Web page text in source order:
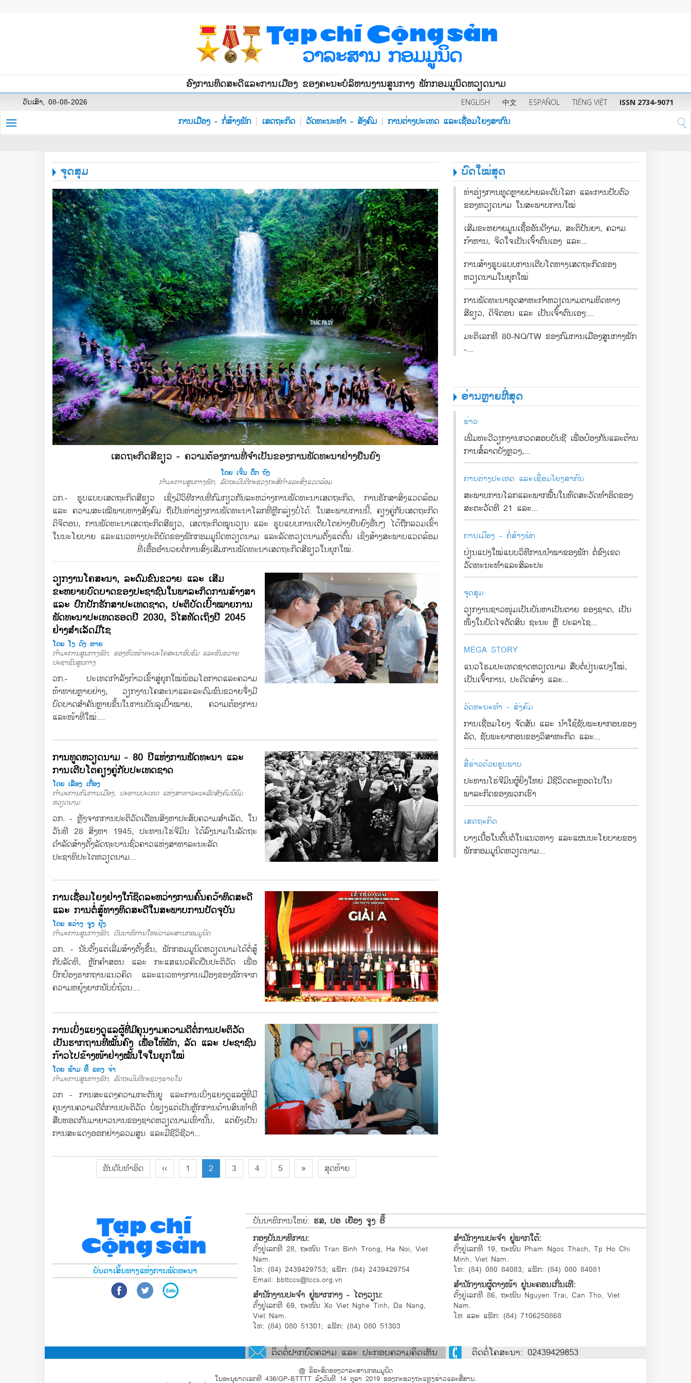
ອົງການທິດສະດີແລະການເມືອງ ຂອງຄະນະບໍລິຫານງານສູນກາງ ພັກກອມມູນິດຫວຽດນາມ
ວັນເສົາ, 08-08-2026 ENGLISH 中文 ESPAÑOL TIẾNG VIỆT ISSN 2734-9071
ການເມືອງ - ກໍ່ສ້າງພັກ ເສດຖະກິດ ວັດທະນະທຳ - ສັງຄົມ ການຕ່າງປະເທດ ແລະເຊື່ອມໂຍງສາກົນ
ຈຸດສຸມ
ເສດຖະກິດສີຂຽວ - ຄວາມຕ້ອງການທີ່ຈຳເປັນຂອງການພັດທະນາຢ່າງຍືນຍົງ
ໂດຍ ເຈິ່ນ ດຶກ ຖັງ
ກຳມະການສູນກາງພັກ, ລັດຖະມົນຕີກະຊວງກະສິກຳແລະສິ່ງແວດລ້ອມ
ວກ.- ຮູບແບບເສດຖະກິດສີຂຽວ ເຊິ່ງມີວິທີການທີ່ກົມກຽວກັນລະຫວ່າງການພັດທະນາເສດຖະກິດ, ການຮັກສາສິ່ງແວດລ້ອມ
ແລະ ຄວາມສະເໝີພາບທາງສັງຄົມ ຖືເປັນທ່າອ່ຽງການພັດທະນາໂລກທີ່ຫຼີກລ່ຽງບໍ່ໄດ້. ໃນສະພາບການນີ້, ຄຽງຄູ່ກັບເສດຖະກິດ
ດິຈິຕອນ, ການພັດທະນາເສດຖະກິດສີຂຽວ, ເສດຖະກິດໝູນວຽນ ແລະ ຮູບແບບການເຕີບໂຕຢ່າງຍືນຍົງອື່ນໆ ໄດ້ຖືກລວມເຂົ້າ
ໃນນະໂຍບາຍ ແລະແນວທາງປະຕິບັດຂອງພັກກອມມູນິດຫວຽດນາມ ແລະລັດຫວຽດນາມຕັ້ງແຕ່ຕົ້ນ ເຊິ່ງສ້າງສະພາບແວດລ້ອມ
ທີ່ເອື້ອອຳນວຍຕໍ່ການສົ່ງເສີມການພັດທະນາເສດຖະກິດສີຂຽວໃນຍຸກໃໝ່.
ວຽກງານໂຄສະນາ, ລະດົມຂົນຂວາຍ ແລະ ເສີມ
ຂະຫຍາຍບົດບາດຂອງປະຊາຊົນໃນພາລະກິດການສ້າງສາ
ແລະ ປົກປັກຮັກສາປະເທດຊາດ, ປະຕິບັດເປົ້າໝາຍການ
ພັດທະນາປະເທດຮອດປີ 2030, ວິໄສທັດເຖິງປີ 2045
ຢ່າງສຳເລັດມີໄຊ
ໂດຍ ໂງ ດົງ ຫາຍ
ກຳມະການສູນກາງພັກ, ຮອງຫົວໜ້າຄະນະໂຄສະນາອົບຮົມ ແລະຂົນຂວາຍ
ປະຊາຊົນສູນກາງ
ວກ.- ປະເທດກຳລັງກ້າວເຂົ້າສູ່ຍຸກໃໝ່ພ້ອມໂອກາດແລະຄວາມ
ທ້າທາຍຫຼາຍຢ່າງ, ວຽກງານໂຄສະນາແລະລະດົມຂົນຂວາຍຈຶ່ງມີ
ບົດບາດສຳຄັນຫຼາຍຂຶ້ນໃນການບັນລຸເປົ້າໝາຍ, ຄວາມຕ້ອງການ
ແລະໜ້າທີ່ໃໝ່....
ການທູດຫວຽດນາມ - 80 ປີແຫ່ງການພັດທະນາ ແລະ
ການເຕີບໂຕຄຽງຄູ່ກັບປະເທດຊາດ
ໂດຍ ເລືອງ ເກື່ອງ
ກຳມະການກົມການເມືອງ, ປະທານປະເທດ ແຫ່ງສາທາລະນະລັດສັງຄົມນິຍົມ
ຫວຽດນາມ
ວກ. - ຫຼັງຈາກການປະຕິວັດເດືອນສິງຫາປະສົບຄວາມສຳເລັດ, ໃນ
ວັນທີ 28 ສິງຫາ 1945, ປະທານໂຮ່ຈີມິນ ໄດ້ລົງນາມໃນລັດຖະ
ດຳລັດສ້າງຕັ້ງລັດຖະບານຊົ່ວຄາວແຫ່ງສາທາລະນະລັດ
ປະຊາທິປະໄຕຫວຽດນາມ...
ການເຊື່ອມໂຍງຢ່າງໃກ້ຊິດລະຫວ່າງການຄົ້ນຄວ້າທິດສະດີ
ແລະ ການຕໍ່ສູ້ທາງທິດສະດີໃນສະພາບການປັດຈຸບັນ
ໂດຍ ຮວ່າງ ຈູງ ຢຸ໊ງ
ກຳມະການສູນກາງພັກ, ບັນນາທິການໃຫຍ່ວາລະສານກອມມູນິດ
ວກ. - ນັບຕັ້ງແຕ່ເລີ່ມສ້າງຕັ້ງຂຶ້ນ, ພັກກອມມູນິດຫວຽດນາມໄດ້ຕໍ່ສູ້
ກັບລັດທິ, ຫຼັກຄຳສອນ ແລະ ກະແສແນວຄິດຝືນປະຕິວັດ ເພື່ອ
ປົກປ້ອງຮາກຖານແນວຄິດ ແລະແນວທາງການເມືອງຂອງພັກຈາກ
ຄວາມຫຍຸ້ງຍາກນັບບໍ່ຖ້ວນ....
ການເບິ່ງແຍງດູແລຜູ້ທີ່ມີຄຸນງາມຄວາມດີຕໍ່ການປະຕິວັດ
ເປັນຮາກຖານທີ່ໝັ້ນຄົງ ເພື່ອໃຫ້ພັກ, ລັດ ແລະ ປະຊາຊົນ
ກ້າວໄປຂ້າງໜ້າຢ່າງໝັ້ນໃຈໃນຍຸກໃໝ່
ໂດຍ ຟ້າມ ທີ້ ແທງ ຈ່າ
ກຳມະການສູນກາງພັກ, ລັດຖະມົນຕີກະຊວງພາຍໃນ
ວກ - ການສະແດງຄວາມກະຕັນຍູ ແລະການເບິ່ງແຍງດູແລຜູ້ທີ່ມີ
ຄຸນງານຄວາມດີຕໍ່ການປະຕິວັດ ບໍ່ພຽງແຕ່ເປັນຫຼັກການດ້ານສິນທຳທີ່
ສືບທອດກັນມາຍາວນານຂອງຊາດຫວຽດນາມເທົ່ານັ້ນ, ແຕ່ຍັງເປັນ
ການສະແດງອອກຢ່າງລວມສູນ ແລະມີຊີວິຊີວາ...
ອັນດັບທຳອິດ ‹‹ 1 2 3 4 5 » ສຸດທ້າຍ
ບົດໃໝ່ສຸດ
ທ່າອ່ຽງການທູດຫຼາຍຝ່າຍລະດັບໂລກ ແລະການປັບຕົວ
ຂອງຫວຽດນາມ ໃນສະພາບການໃໝ່
ເສີມຂະຫຍາຍມູນເຊື້ອອັນດີງາມ, ສະຕິປັນຍາ, ຄວາມ
ກ້າຫານ, ຈິດໃຈເປັນເຈົ້າຕົນເອງ ແລະ...
ການສ້າງຮູບແບບການເຕີບໂຕທາງເສດຖະກິດຂອງ
ຫວຽດນາມໃນຍຸກໃໝ່
ການພັດທະນາອຸດສາຫະກຳຫວຽດນາມຕາມທິດທາງ
ສີຂຽວ, ດິຈິຕອນ ແລະ ເປັນເຈົ້າຕົນເອງ:...
ມະຕິເລກທີ 80-NQ/TW ຂອງກົມການເມືອງສູນກາງພັກ
-...
ອ່ານຫຼາຍທີ່ສຸດ
ຂ່າວ
ເພີ່ມທະວີວຽກງານກວດສອບບັນຊີ ເພື່ອປ້ອງກັນແລະຕ້ານ
ການສໍ້ລາດບັງຫຼວງ,...
ການຕ່າງປະເທດ ແລະເຊື່ອມໂຍງສາກົນ
ສະພາບການໂລກແລະພາກພື້ນໃນທົດສະວັດທໍາອິດຂອງ
ສະຕະວັດທີ 21 ແລະ...
ການເມືອງ - ກໍ່ສ້າງພັກ
ປ່ຽນແປງໃໝ່ແບບວິທີການນຳພາຂອງພັກ ຕໍ່ຂົງເຂດ
ວັດທະນະທຳແລະສິລະປະ
ຈຸດສຸມ
ວຽກງານຊາວໜຸ່ມເປັນບັນຫາເປັນຕາຍ ຂອງຊາດ, ເປັນ
ໜຶ່ງໃນປັດໄຈຕັດສິນ ຊະນະ ຫຼື ປະລາໄຊ...
MEGA STORY
ແນວໂຮມປະເທດຊາດຫວຽດນາມ ສືບຕໍ່ປ່ຽນແປງໃໝ່,
ເປັນເຈົ້າການ, ປະດິດສ້າງ ແລະ...
ວັດທະນະທຳ - ສັງຄົມ
ການເຊື່ອມໂຍງ ຈັດສັນ ແລະ ນຳໃຊ້ຊັບພະຍາກອນຂອງ
ລັດ, ຊັບພະຍາກອນຂອງວິສາຫະກິດ ແລະ...
ສື່ຂ່າວດ້ວຍຮູບພາບ
ປະທານໂຮ່ຈີມິນຜູ້ຍິ່ງໃຫຍ່ ມີຊີວິດຕະຫຼອດໄປໃນ
ພາລະກິດຂອງພວກເຮົາ
ເສດຖະກິດ
ບາງເນື້ອໃນຕົ້ນຕໍໃນແນວທາງ ແລະແຜນນະໂຍບາຍຂອງ
ພັກກອມມູນິດຫວຽດນາມ...
ບັນດາເສັ້ນທາງແຫ່ງການພັດທະນາ
ບັນນາທິການໃຫຍ່: ຮສ, ປອ ເຢືອງ ຈູງ ອີ໊
ກອງບັນນາທິການ:
ຕັ້ງຢູ່ເລກທີ 28, ຖະໜົນ Tran Binh Trong, Ha Noi, Viet
Nam.
ໂທ: (84) 2439429753; ແຟັກ: (84) 2439429754
Email: bbttccs@tccs.org.vn
ສຳນັກງານປະຈຳ ຢູ່ພາກກາງ - ໄຕງວຽນ:
ຕັ້ງຢູ່ເລກທີ 69, ຖະໜົນ Xo Viet Nghe Tinh, Da Nang,
Viet Nam.
ໂທ: (84) 080 51301; ແຟັກ: (84) 080 51303
ສຳນັກງານປະຈຳ ຢູ່ພາກໃຕ້:
ຕັ້ງຢູ່ເລກທີ 19, ຖະໜົນ Pham Ngoc Thach, Tp Ho Chi
Minh, Viet Nam.
ໂທ: (84) 080 84083; ແຟັກ: (84) 080 84081
ສຳນັກງານຜູ້ຕາງໜ້າ ຢູ່ນະຄອນເກິ່ນເທີ:
ຕັ້ງຢູ່ເລກທີ 86, ຖະໜົນ Nguyen Trai, Can Tho, Viet
Nam.
ໂທ ແລະ ແຟັກ: (84) 7106250868
ຕິດຕໍ່ຝາກບົດຄວາມ ແລະ ປະກອບຄວາມຄິດເຫັນ ຕິດຕໍ່ໂຄສະນາ: 02439429853
@ ລິຂະສິດຂອງວາລະສານກອມມູນິດ
ໃບອະນຸຍາດເລກທີ 436/GP-BTTTT ລົງວັນທີ 14 ຕຸລາ 2019 ຂອງກະຊວງຖະແຫຼງຂ່າວແລະສື່ສານ.